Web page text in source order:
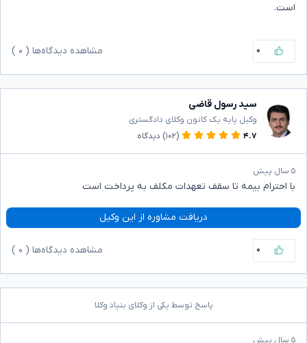
است.
۰ مشاهده دیدگاه‌ها ( ۰
سید رسول قاضی
وکیل پایه یک کانون وکلای دادگستری
۴.۷
(۱۰۲) دیدگاه
۵ سال پیش
با احترام بیمه تا سقف تعهدات مکلف به پرداخت است
دریافت مشاوره از این وکیل
۰ مشاهده دیدگاه‌ها ( ۰
پاسخ توسط یکی از وکلای بنیاد وکلا
۵ سال پیش